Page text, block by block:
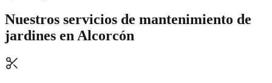
Nuestros servicios de mantenimiento de
jardines enAlcorcón